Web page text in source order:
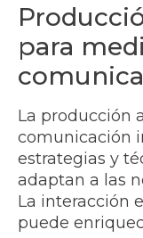
para
La producción
comunicación
estrategias y
adaptan a las
La interacción
puede